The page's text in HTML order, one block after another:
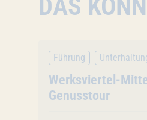
DAS
Führung
Veranstaltung
Werksviertel-
Genusstour